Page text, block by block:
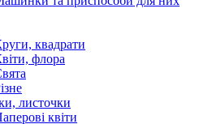
квадрати
флора
листочки
квіти